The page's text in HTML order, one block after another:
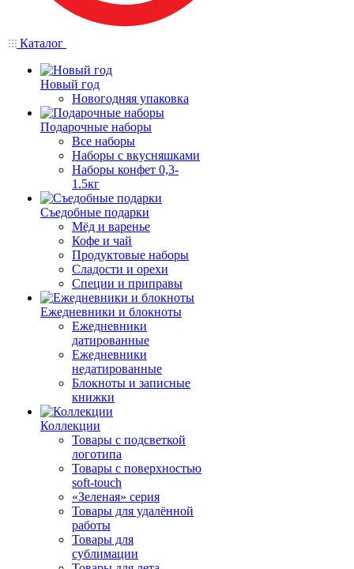
Каталог
Новый год
Новогодняя упаковка
Подарочные наборы
Все наборы
Наборы с вкусняшками
Наборы конфет 0,3-
1.5кг
Съедобные подарки
Мёд и варенье
Кофе и чай
Продуктовые наборы
Сладости и орехи
Специи и приправы
Ежедневники и блокноты
Ежедневники
датированные
Ежедневники
недатированные
Блокноты и записные
книжки
Коллекции
Товары с подсветкой
логотипа
Товары с поверхностью
soft-touch
«Зеленая» серия
Товары для удалённой
работы
Товары для
сублимации